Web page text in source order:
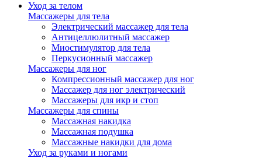
Уход за телом
Массажеры для тела
Электрический массажер для тела
Антицеллюлитный массажер
Миостимулятор для тела
Перкусионный массажер
Массажеры для ног
Компрессионный массажер для ног
Массажер для ног электрический
Массажеры для икр и стоп
Массажеры для спины
Массажная накидка
Массажная подушка
Массажные накидки для дома
Уход за руками и ногами